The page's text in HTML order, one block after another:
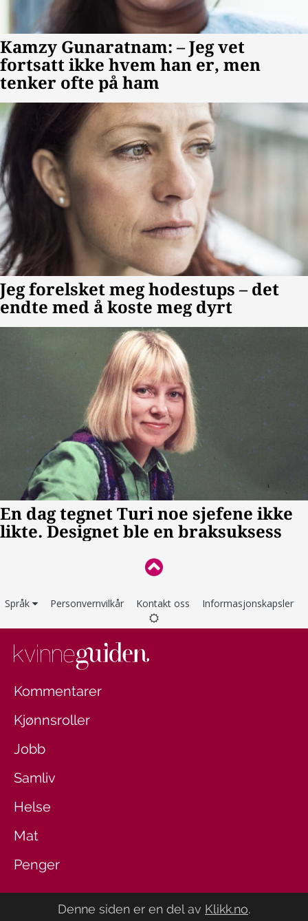
Språk Personvernvilkår Kontakt oss Informasjonskapsler
Kommentarer
Kjønnsroller
Jobb
Samliv
Helse
Mat
Penger
Denne siden er en del av Klikk.no.